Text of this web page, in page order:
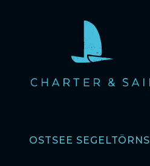
OSTSEE SEGELTÖRNS